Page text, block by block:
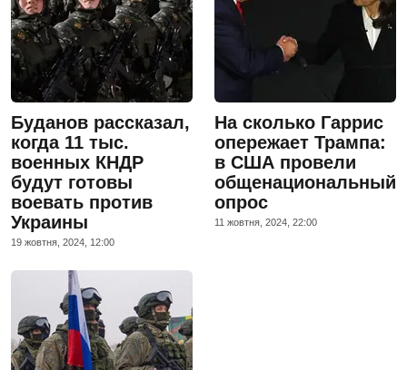
Буданов рассказал,
когда 11 тыс.
военных КНДР
будут готовы
воевать против
Украины
19 жовтня, 2024, 12:00
На сколько Гаррис
опережает Трампа:
в США провели
общенациональный
опрос
11 жовтня, 2024, 22:00